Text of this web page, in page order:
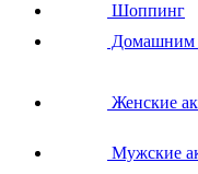
Шоппинг
Домашним
Женские
Мужские